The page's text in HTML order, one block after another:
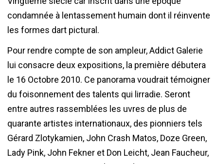
condamnée à lentassement humain dont il réinvente
les formes dart pictural.
Pour rendre compte de son ampleur, Addict Galerie
lui consacre deux expositions, la première débutera
le 16 Octobre 2010. Ce panorama voudrait témoigner
du foisonnement des talents qui lirradie. Seront
entre autres rassemblées les uvres de plus de
quarante artistes internationaux, des pionniers tels
Gérard Zlotykamien, John Crash Matos, Doze Green,
Lady Pink, John Fekner et Don Leicht, Jean Faucheur,